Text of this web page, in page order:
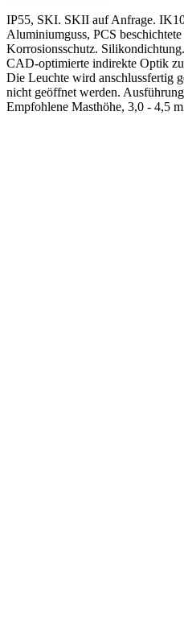
IP55, SKI. SKII auf Anfrage.
Aluminiumguss, PCS
Korrosionsschutz.
CAD-optimierte indirekte Optik
Die Leuchte wird anschlussfertig
nicht geöffnet werden.
Empfohlene Masthöhe, 3,0 - 4,5